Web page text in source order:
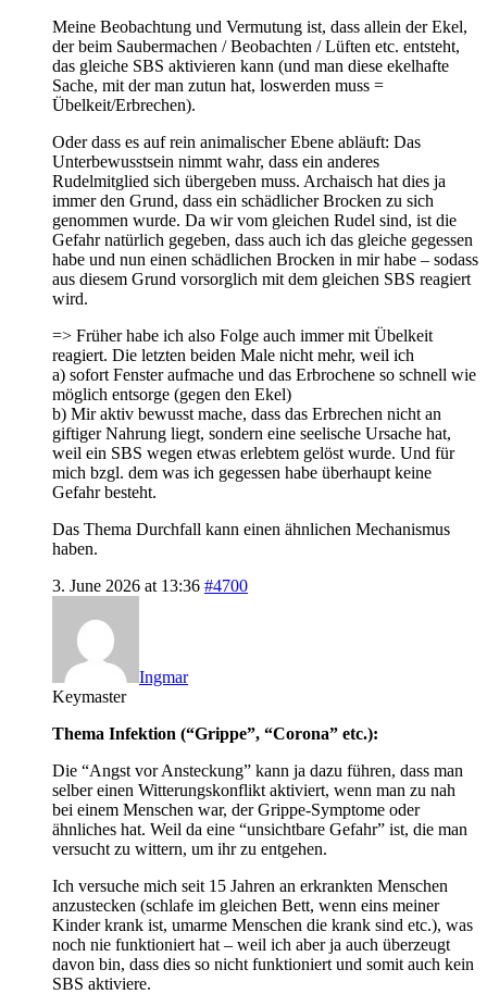
Meine Beobachtung und Vermutung ist, dass allein der Ekel,
der beim Saubermachen / Beobachten / Lüften etc. entsteht,
das gleiche SBS aktivieren kann (und man diese ekelhafte
Sache, mit der man zutun hat, loswerden muss =
Übelkeit/Erbrechen).
Oder dass es auf rein animalischer Ebene abläuft: Das
Unterbewusstsein nimmt wahr, dass ein anderes
Rudelmitglied sich übergeben muss. Archaisch hat dies ja
immer den Grund, dass ein schädlicher Brocken zu sich
genommen wurde. Da wir vom gleichen Rudel sind, ist die
Gefahr natürlich gegeben, dass auch ich das gleiche gegessen
habe und nun einen schädlichen Brocken in mir habe – sodass
aus diesem Grund vorsorglich mit dem gleichen SBS reagiert
wird.
=> Früher habe ich also Folge auch immer mit Übelkeit
reagiert. Die letzten beiden Male nicht mehr, weil ich
a) sofort Fenster aufmache und das Erbrochene so schnell wie
möglich entsorge (gegen den Ekel)
b) Mir aktiv bewusst mache, dass das Erbrechen nicht an
giftiger Nahrung liegt, sondern eine seelische Ursache hat,
weil ein SBS wegen etwas erlebtem gelöst wurde. Und für
mich bzgl. dem was ich gegessen habe überhaupt keine
Gefahr besteht.
Das Thema Durchfall kann einen ähnlichen Mechanismus
haben.
3. June 2026 at 13:36 #4700
Ingmar
Keymaster
Thema Infektion (“Grippe”, “Corona” etc.):
Die “Angst vor Ansteckung” kann ja dazu führen, dass man
selber einen Witterungskonflikt aktiviert, wenn man zu nah
bei einem Menschen war, der Grippe-Symptome oder
ähnliches hat. Weil da eine “unsichtbare Gefahr” ist, die man
versucht zu wittern, um ihr zu entgehen.
Ich versuche mich seit 15 Jahren an erkrankten Menschen
anzustecken (schlafe im gleichen Bett, wenn eins meiner
Kinder krank ist, umarme Menschen die krank sind etc.), was
noch nie funktioniert hat – weil ich aber ja auch überzeugt
davon bin, dass dies so nicht funktioniert und somit auch kein
SBS aktiviere.